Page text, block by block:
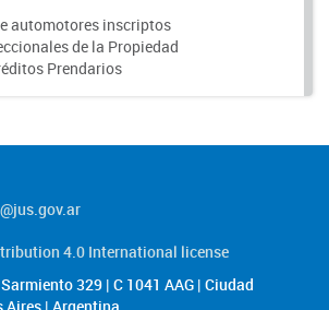
automotores inscriptos
de la Propiedad
Prendarios
4.0 International license
329 | C 1041 AAG | Ciudad